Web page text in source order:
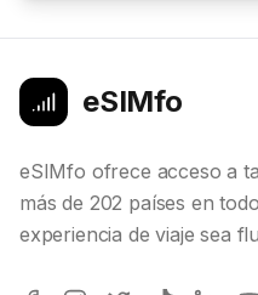
eSIMfo
eSIMfo ofrece acceso a
más de 202 países en
experiencia de viaje sea